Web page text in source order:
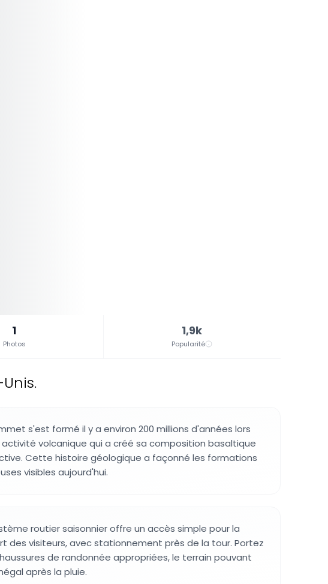
1
Photos
1,9k
Popularité
s'est formé il y a environ 200 millions d'années lors
volcanique qui a créé sa composition basaltique
Cette histoire géologique a façonné les formations
visibles aujourd'hui.
routier saisonnier offre un accès simple pour la
des visiteurs, avec stationnement près de la tour. Portez
de randonnée appropriées, le terrain pouvant
après la pluie.